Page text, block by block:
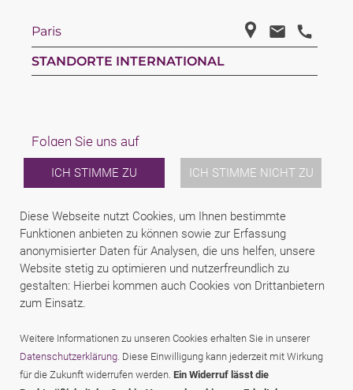
Diese Webseite nutzt Cookies, um Ihnen bestimmte
Funktionen anbieten zu können sowie zur Erfassung
anonymisierter Daten für Analysen, die uns helfen, unsere
Website stetig zu optimieren und nutzerfreundlich zu
gestalten: Hierbei kommen auch Cookies von Drittanbietern
zum Einsatz.
Weitere Informationen zu unseren Cookies erhalten Sie in unserer
Datenschutzerklärung. Diese Einwilligung kann jederzeit mit Wirkung
für die Zukunft widerrufen werden. Ein Widerruf lässt die
ICH STIMME ZU ICH STIMME NICHT ZU
Paris
STANDORTE INTERNATIONAL
Folgen Sie uns auf
LinkedinFacebookYoutube
LAW
TEAM
KARRIERE
ÜBER UNS
INTERNATIONAL
NEWS & JUSFUL
KONTAKT